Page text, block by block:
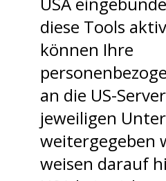
diese Tools
können Ihre
an die US-
jeweiligen
weitergegeben
weisen darauf